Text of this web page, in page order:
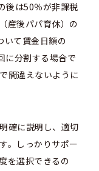
後は50％が非課税
産後パパ育休）の
いて賃金日額の
に分割する場合で
間違えないように
確に説明し、適切
。しっかりサポー
を選択できるの